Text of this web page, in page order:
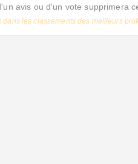
avis ou d'un vote supprimera
les classements des meilleurs